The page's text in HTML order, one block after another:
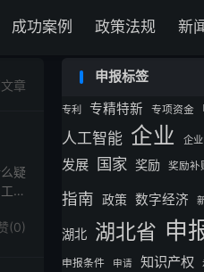
成功案例 政策法规 新
章
疑
商
(0)
申报标签
专利 专精特新 专项资金
人工智能 企业 企
发展 国家 奖励 奖励补
指南 政策 数字经济
湖北 湖北省 申
申报条件 申请 知识产权